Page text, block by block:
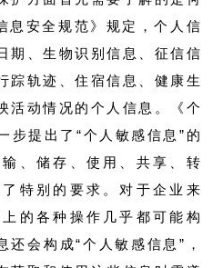
息安全规范》规定，个人信
期、生物识别信息、征信信
踪轨迹、住宿信息、健康生
活动情况的个人信息。《个
步提出了“个人敏感信息”的
、储存、使用、共享、转
特别的要求。对于企业来
的各种操作几乎都可能构
还会构成“个人敏感信息”，